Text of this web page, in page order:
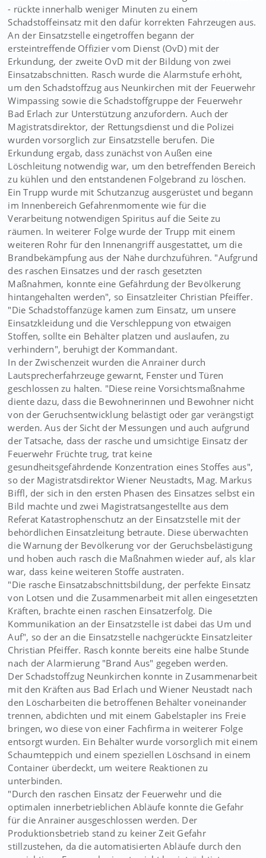
- rückte innerhalb weniger Minuten zu einem
Schadstoffeinsatz mit den dafür korrekten Fahrzeugen aus.
An der Einsatzstelle eingetroffen begann der
ersteintreffende Offizier vom Dienst (OvD) mit der
Erkundung, der zweite OvD mit der Bildung von zwei
Einsatzabschnitten. Rasch wurde die Alarmstufe erhöht,
um den Schadstoffzug aus Neunkirchen mit der Feuerwehr
Wimpassing sowie die Schadstoffgruppe der Feuerwehr
Bad Erlach zur Unterstützung anzufordern. Auch der
Magistratsdirektor, der Rettungsdienst und die Polizei
wurden vorsorglich zur Einsatzstelle berufen. Die
Erkundung ergab, dass zunächst von Außen eine
Löschleitung notwendig war, um den betreffenden Bereich
zu kühlen und den entstandenen Folgebrand zu löschen.
Ein Trupp wurde mit Schutzanzug ausgerüstet und begann
im Innenbereich Gefahrenmomente wie für die
Verarbeitung notwendigen Spiritus auf die Seite zu
räumen. In weiterer Folge wurde der Trupp mit einem
weiteren Rohr für den Innenangriff ausgestattet, um die
Brandbekämpfung aus der Nähe durchzuführen. "Aufgrund
des raschen Einsatzes und der rasch gesetzten
Maßnahmen, konnte eine Gefährdung der Bevölkerung
hintangehalten werden", so Einsatzleiter Christian Pfeiffer.
"Die Schadstoffanzüge kamen zum Einsatz, um unsere
Einsatzkleidung und die Verschleppung von etwaigen
Stoffen, sollte ein Behälter platzen und auslaufen, zu
verhindern", beruhigt der Kommandant.
In der Zwischenzeit wurden die Anrainer durch
Lautsprecherfahrzeuge gewarnt, Fenster und Türen
geschlossen zu halten. "Diese reine Vorsichtsmaßnahme
diente dazu, dass die Bewohnerinnen und Bewohner nicht
von der Geruchsentwicklung belästigt oder gar verängstigt
werden. Aus der Sicht der Messungen und auch aufgrund
der Tatsache, dass der rasche und umsichtige Einsatz der
Feuerwehr Früchte trug, trat keine
gesundheitsgefährdende Konzentration eines Stoffes aus",
so der Magistratsdirektor Wiener Neustadts, Mag. Markus
Biffl, der sich in den ersten Phasen des Einsatzes selbst ein
Bild machte und zwei Magistratsangestellte aus dem
Referat Katastrophenschutz an der Einsatzstelle mit der
behördlichen Einsatzleitung betraute. Diese überwachten
die Warnung der Bevölkerung vor der Geruchsbelästigung
und hoben auch rasch die Maßnahmen wieder auf, als klar
war, dass keine weiteren Stoffe austraten.
"Die rasche Einsatzabschnittsbildung, der perfekte Einsatz
von Lotsen und die Zusammenarbeit mit allen eingesetzten
Kräften, brachte einen raschen Einsatzerfolg. Die
Kommunikation an der Einsatzstelle ist dabei das Um und
Auf", so der an die Einsatzstelle nachgerückte Einsatzleiter
Christian Pfeiffer. Rasch konnte bereits eine halbe Stunde
nach der Alarmierung "Brand Aus" gegeben werden.
Der Schadstoffzug Neunkirchen konnte in Zusammenarbeit
mit den Kräften aus Bad Erlach und Wiener Neustadt nach
den Löscharbeiten die betroffenen Behälter voneinander
trennen, abdichten und mit einem Gabelstapler ins Freie
bringen, wo diese von einer Fachfirma in weiterer Folge
entsorgt wurden. Ein Behälter wurde vorsorglich mit einem
Schaumteppich und einem speziellen Löschsand in einem
Container überdeckt, um weitere Reaktionen zu
unterbinden.
"Durch den raschen Einsatz der Feuerwehr und die
optimalen innerbetrieblichen Abläufe konnte die Gefahr
für die Anrainer ausgeschlossen werden. Der
Produktionsbetrieb stand zu keiner Zeit Gefahr
stillzustehen, da die automatisierten Abläufe durch den